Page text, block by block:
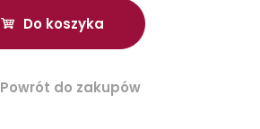
Powrót do zakupów